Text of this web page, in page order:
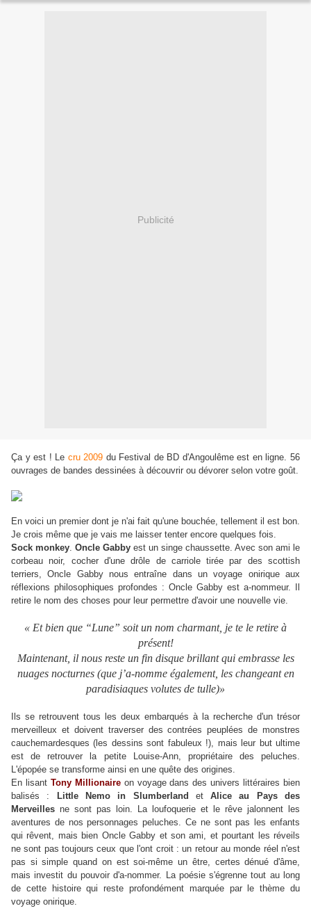
Publicité
Ça y est ! Le cru 2009 du Festival de BD d'Angoulême est en ligne. 56
ouvrages de bandes dessinées à découvrir ou dévorer selon votre goût.
En voici un premier dont je n'ai fait qu'une bouchée, tellement il est bon.
Je crois même que je vais me laisser tenter encore quelques fois.
Sock monkey. Oncle Gabby est un singe chaussette. Avec son ami le
corbeau noir, cocher d'une drôle de carriole tirée par des scottish
terriers, Oncle Gabby nous entraîne dans un voyage onirique aux
réflexions philosophiques profondes : Oncle Gabby est a-nommeur. Il
retire le nom des choses pour leur permettre d'avoir une nouvelle vie.
« Et bien que “Lune” soit un nom charmant, je te le retire à
présent!
Maintenant, il nous reste un fin disque brillant qui embrasse les
nuages nocturnes (que j’a-nomme également, les changeant en
paradisiaques volutes de tulle)»
Ils se retrouvent tous les deux embarqués à la recherche d'un trésor
merveilleux et doivent traverser des contrées peuplées de monstres
cauchemardesques (les dessins sont fabuleux !), mais leur but ultime
est de retrouver la petite Louise-Ann, propriétaire des peluches.
L'épopée se transforme ainsi en une quête des origines.
En lisant Tony Millionaireon voyage dans des univers littéraires bien
balisés :
Little Nemo in Slumberland etAlice au Pays des
Merveilles ne sont pas loin. La loufoquerie et le rêve jalonnent les
aventures de nos personnages peluches. Ce ne sont pas les enfants
qui rêvent, mais bien Oncle Gabby et son ami, et pourtant les réveils
ne sont pas toujours ceux que l'ont croit : un retour au monde réel n'est
pas si simple quand on est soi-même un être, certes dénué d'âme,
mais investit du pouvoir d'a-nommer. La poésie s'égrenne tout au long
de cette histoire qui reste profondément marquée par le thème du
voyage onirique.